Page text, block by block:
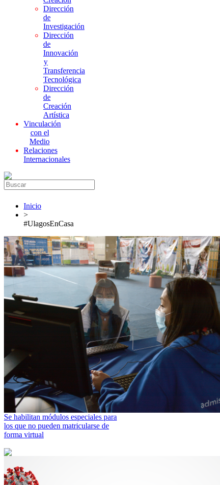
Dirección
de
Investigación
Dirección
de
Innovación
y
Transferencia
Tecnológica
Dirección
de
Creación
Artística
Vinculación
con el
Medio
Relaciones
Internacionales
Inicio
>
#UlagosEnCasa
Se habilitan módulos especiales para
los que no pueden matricularse de
forma virtual